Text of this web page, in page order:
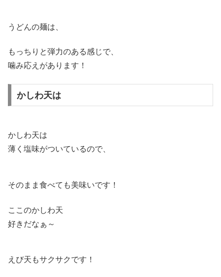
うどんの麺は、
もっちりと弾力のある感じで、
噛み応えがあります！
かしわ天は
かしわ天は
薄く塩味がついているので、
そのまま食べても美味いです！
ここのかしわ天
好きだなぁ～
えび天もサクサクです！